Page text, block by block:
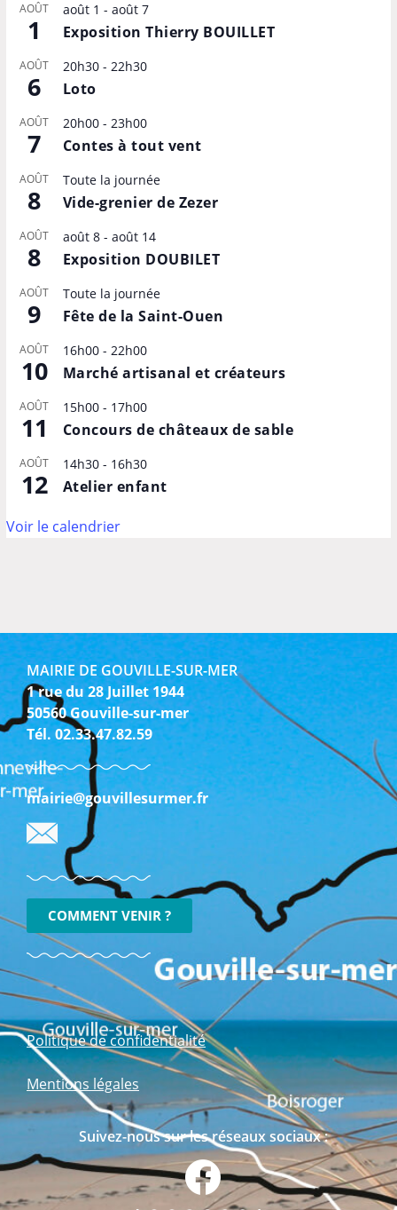
AOÛT
1
août 1 - août 7
Exposition Thierry BOUILLET
AOÛT
6
20h30- 22h30
Loto
AOÛT
7
20h00- 23h00
Contes à tout vent
AOÛT
8
Toute la journée
Vide-grenier de Zezer
AOÛT
8
août 8- août 14
Exposition DOUBILET
AOÛT
9
Toute la journée
Fête de la Saint-Ouen
AOÛT
10
16h00- 22h00
Marché artisanal et créateurs
AOÛT
11
15h00- 17h00
Concours de châteaux de sable
AOÛT
12
14h30- 16h30
Atelier enfant
Voir le calendrier
MAIRIE DE GOUVILLE-SUR-MER
1 rue du 28 Juillet 1944
50560 Gouville-sur-mer
Tél. 02.33.47.82.59
mairie@gouvillesurmer.fr
COMMENT VENIR ?
Politique de confidentialité
Mentions légales
Suivez-nous sur les réseaux sociaux :